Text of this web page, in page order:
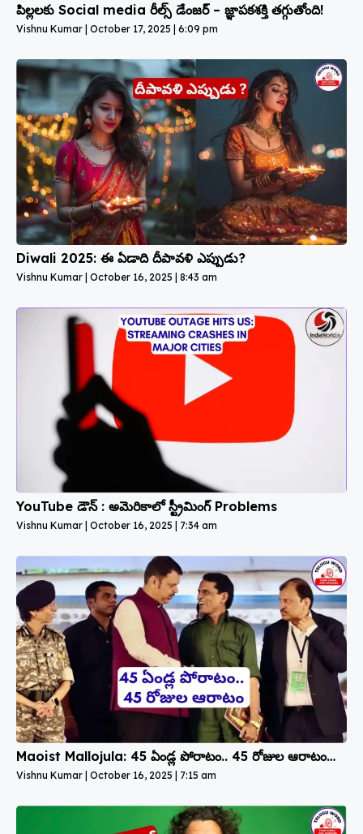
పిల్లలకు Social media రీల్స్ డేంజర్ – జ్ఞాపకశక్తి తగ్గుతోంది!
Vishnu Kumar October 17, 2025 6:09 pm
Diwali 2025: ఈ ఏడాది దీపావళి ఎప్పుడు?
Vishnu Kumar October 16, 2025 8:43 am
YouTube డౌన్ : అమెరికాలో స్ట్రీమింగ్ Problems
Vishnu Kumar October 16, 2025 7:34 am
Maoist Mallojula: 45 ఏండ్ల పోరాటం.. 45 రోజుల ఆరాటం…
Vishnu Kumar October 16, 2025 7:15 am